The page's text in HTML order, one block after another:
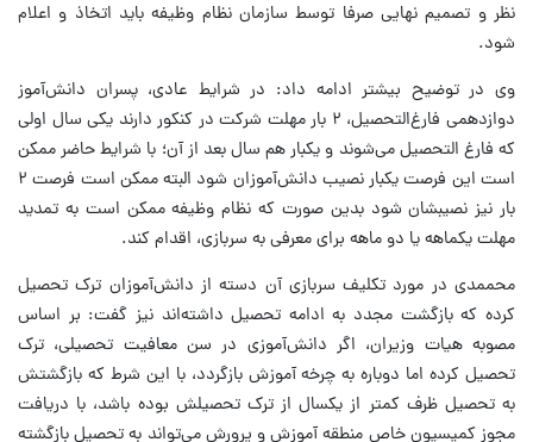
نظر و تصمیم نهایی صرفا توسط سازمان نظام وظیفه باید اتخاذ و اعلام
شود.
وی در توضیح بیشتر ادامه داد: در شرایط عادی، پسران دانش‌آموز
دوازدهمی فارغ‌التحصیل، ۲ بار مهلت شرکت در کنکور دارند یکی سال اولی
که فارغ التحصیل می‌شوند و یکبار هم سال بعد از آن؛ با شرایط حاضر ممکن
است این فرصت یکبار نصیب دانش‌آموزان شود البته ممکن است فرصت ۲
بار نیز نصیبشان شود بدین صورت که نظام وظیفه ممکن است به تمدید
مهلت یکماهه یا دو ماهه برای معرفی به سربازی، اقدام کند.
محممدی در مورد تکلیف سربازی آن دسته از دانش‌آموزان ترک تحصیل
کرده که بازگشت مجدد به ادامه تحصیل داشته‌اند نیز گفت: بر اساس
مصوبه هیات وزیران، اگر دانش‌آموزی در سن معافیت تحصیلی، ترک
تحصیل کرده اما دوباره به چرخه آموزش بازگردد، با این شرط که بازگشتش
به تحصیل ظرف کمتر از یکسال از ترک تحصیلش بوده باشد، با دریافت
مجوز کمیسیون خاص منطقه آموزش و پرورش می‌تواند به تحصیل بازگشته